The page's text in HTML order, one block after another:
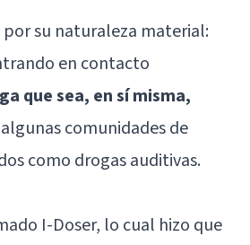
su naturaleza material:
en contacto
que sea, en sí misma,
comunidades de
como drogas auditivas.
I-Doser, lo cual hizo que